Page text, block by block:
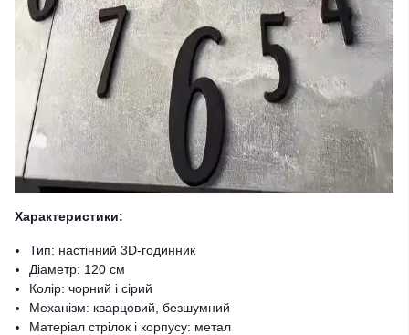
Характеристики:
Тип: настінний 3D-годинник
Діаметр: 120 см
Колір: чорний і сірий
Механізм: кварцовий, безшумний
Матеріал стрілок і корпусу: метал